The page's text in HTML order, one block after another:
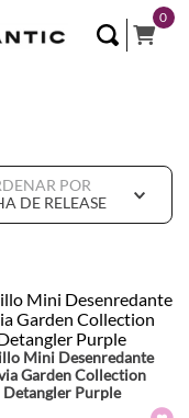
0
POR
DE RELEASE
Mini Desenredante
Garden Collection
Detangler Purple